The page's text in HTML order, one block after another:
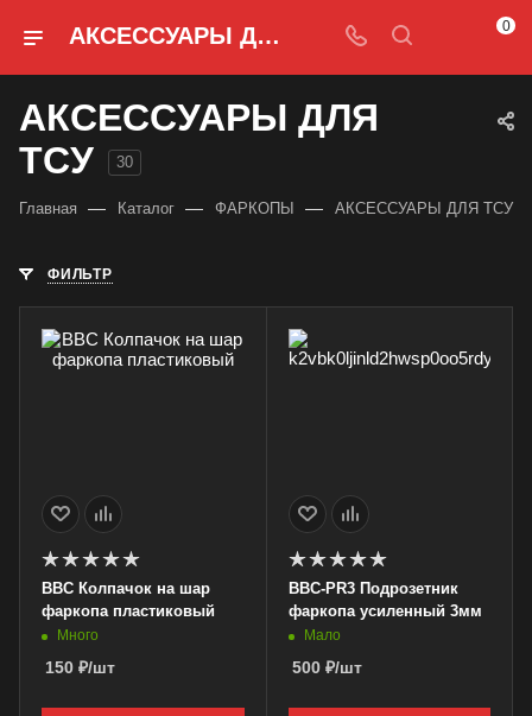
АКСЕССУАРЫ ДЛЯ ТСУ 0
АКСЕССУАРЫ ДЛЯ
ТСУ
30
Главная — Каталог — ФАРКОПЫ — АКСЕССУАРЫ ДЛЯ ТСУ
ФИЛЬТР
ВВС Колпачок на шар
фаркопа пластиковый
Много
150 ₽/шт
BBC-PR3 Подрозетник
фаркопа усиленный 3мм
Мало
500₽/шт